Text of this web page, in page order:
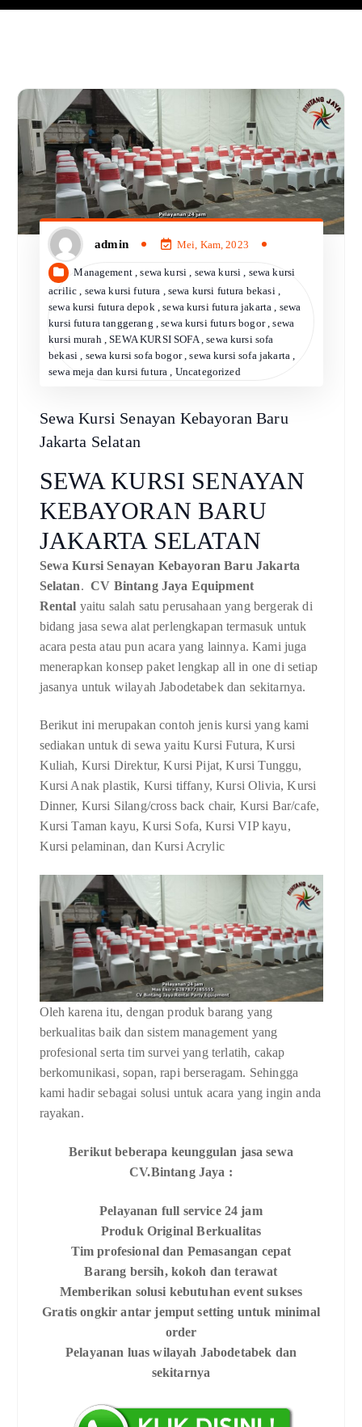
admin Mei, Kam, 2023
Management,sewa kursi , sewa kursi , sewa kursi
acrilic
sewa kursi futura sewa kursi futura bekasi
sewa kursi futura depok ,sewa kursi futura jakarta
sewa
kursi futura tanggerang ,sewa kursi futurs bogor,sewa
kursi murah ,SEWA KURSI SOFA,sewa kursi sofa
bekasi
sewa kursi sofa bogor,sewa kursi sofa jakarta
sewa meja dan kursi futura
Uncategorized
Sewa Kursi Senayan Kebayoran Baru
Jakarta Selatan
SEWA KURSI SENAYAN
KEBAYORAN BARU
JAKARTA SELATAN
Sewa Kursi Senayan Kebayoran Baru Jakarta
Selatan.CV Bintang Jaya Equipment
Rental yaitu salah satu perusahaan yang bergerak di
bidang jasa sewa alat perlengkapan termasuk untuk
acara pesta atau pun acara yang lainnya. Kami juga
menerapkan konsep paket lengkap all in one di setiap
jasanya untuk wilayah Jabodetabek dan sekitarnya.
Berikut ini merupakan contoh jenis kursi yang kami
sediakan untuk di sewa yaitu Kursi Futura, Kursi
Kuliah, Kursi Direktur, Kursi Pijat, Kursi Tunggu,
Kursi Anak plastik, Kursi tiffany, Kursi Olivia, Kursi
Dinner, Kursi Silang/cross back chair, Kursi Bar/cafe,
Kursi Taman kayu, Kursi Sofa, Kursi VIP kayu,
Kursi pelaminan, dan Kursi Acrylic
Oleh karena itu, dengan produk barang yang
berkualitas baik dan sistem management yang
profesional serta tim survei yang terlatih, cakap
berkomunikasi, sopan, rapi berseragam. Sehingga
kami hadir sebagai solusi untuk acara yang ingin anda
rayakan.
Berikut beberapa keunggulan jasa sewa
CV.Bintang Jaya :
Pelayanan full service 24 jam
Produk Original Berkualitas
Tim profesional dan Pemasangan cepat
Barang bersih, kokoh dan terawat
Memberikan solusi kebutuhan event sukses
Gratis ongkir antar jemput setting untuk minimal
order
Pelayanan luas wilayah Jabodetabek dan
sekitarnya